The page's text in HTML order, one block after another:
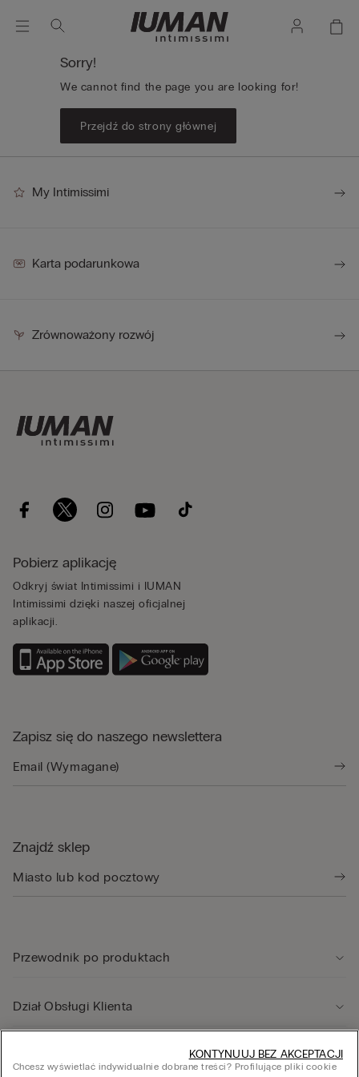
Sorry!
We cannot find the page you are looking for!
Przejdź do strony głównej
My Intimissimi
Karta podarunkowa
Zrównoważony rozwój
Pobierz aplikację
Odkryj świat Intimissimi i IUMAN
Intimissimi dzięki naszej oficjalnej
aplikacji.
Zapisz się do naszego newslettera
Znajdź sklep
Przewodnik po produktach
Dział Obsługi Klienta
Chcesz wyświetlać indywidualnie dobrane treści? Profilujące pliki cookie
KONTYNUUJ BEZ AKCEPTACJI